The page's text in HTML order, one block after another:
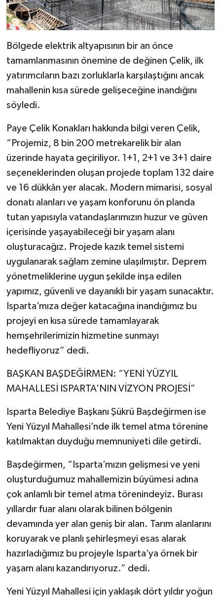
Bölgede elektrik altyapısının bir an önce
tamamlanmasının önemine de değinen Çelik, ilk
yatırımcıların bazı zorluklarla karşılaştığını ancak
mahallenin kısa sürede gelişeceğine inandığını
söyledi.
Paye Çelik Konakları hakkında bilgi veren Çelik,
“Projemiz, 8 bin 200 metrekarelik bir alan
üzerinde hayata geçiriliyor. 1+1, 2+1 ve 3+1 daire
seçeneklerinden oluşan projede toplam 132 daire
ve 16 dükkân yer alacak. Modern mimarisi, sosyal
donatı alanları ve yaşam konforunu ön planda
tutan yapısıyla vatandaşlarımızın huzur ve güven
içerisinde yaşayabileceği bir yaşam alanı
oluşturacağız. Projede kazık temel sistemi
uygulanarak sağlam zemine ulaşılmıştır. Deprem
yönetmeliklerine uygun şekilde inşa edilen
yapımız, güvenli ve dayanıklı bir yaşam sunacaktır.
Isparta’mıza değer katacağına inandığımız bu
projeyi en kısa sürede tamamlayarak
hemşehrilerimizin hizmetine sunmayı
hedefliyoruz” dedi.
BAŞKAN BAŞDEĞİRMEN: “YENİ YÜZYIL
MAHALLESİ ISPARTA’NIN VİZYON PROJESİ”
Isparta Belediye Başkanı Şükrü Başdeğirmen ise
Yeni Yüzyıl Mahallesi’nde ilk temel atma törenine
katılmaktan duyduğu memnuniyeti dile getirdi.
Başdeğirmen, “Isparta’mızın gelişmesi ve yeni
oluşturduğumuz mahallemizin büyümesi adına
çok anlamlı bir temel atma törenindeyiz. Burası
yıllardır fuar alanı olarak bilinen bölgenin
devamında yer alan geniş bir alan. Tarım alanlarını
koruyarak ve planlı şehirleşmeyi esas alarak
hazırladığımız bu projeyle Isparta’ya örnek bir
yaşam alanı kazandırıyoruz.” dedi.
Yeni Yüzyıl Mahallesi için yaklaşık dört yıldır yoğun